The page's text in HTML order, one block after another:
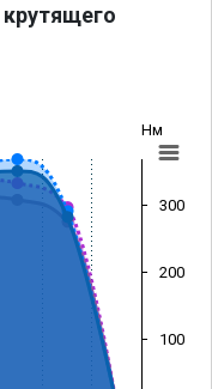
Нм
100
200
300